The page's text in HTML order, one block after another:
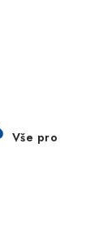
Vše pro